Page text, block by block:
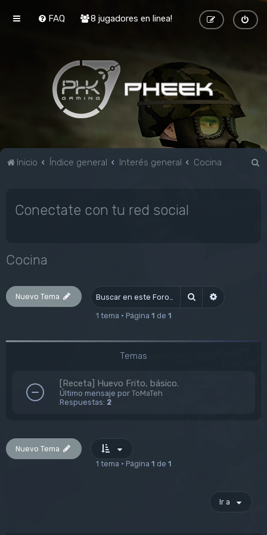
FAQ 8 jugadores en linea!
Inicio Índice general Interés general Cocina
Conectate con tu red social
Cocina
Nuevo Tema Buscar Búsqueda
1 tema • Página 1 de 1
Temas
[Receta] Huevo Frito, básico.
Último mensaje por ToMaTeh
Respuestas: 2
Nuevo Tema
1 tema • Página 1 de 1
Ir a